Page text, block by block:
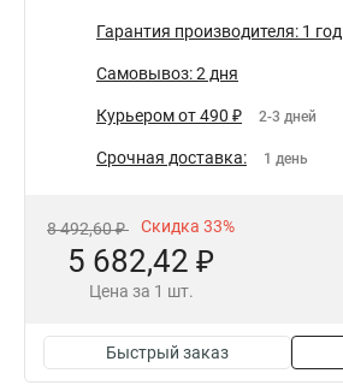
Гарантия производителя: 1 год
Самовывоз: 2 дня
Курьером от 490 ₽ 2-3 дней
Срочная доставка: 1 день
8 492,60 ₽ Скидка 33%
5 682,42 ₽
Цена за 1 шт.
Быстрый заказ